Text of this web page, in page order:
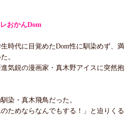
おかんDom
時代に目覚めたDom性に馴染めず、満
。
気鋭の漫画家・真木野アイスに突然抱
染・真木飛鳥だった。
ためならなんでもする！」と迫りくる